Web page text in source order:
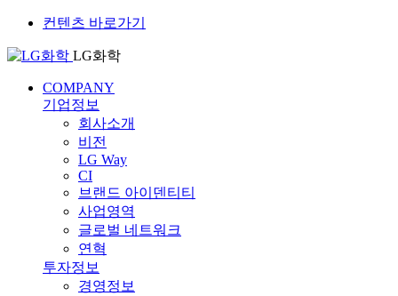
컨텐츠 바로가기
LG화학
COMPANY
기업정보
회사소개
비전
LG Way
CI
브랜드 아이덴티티
사업영역
글로벌 네트워크
연혁
투자정보
경영정보